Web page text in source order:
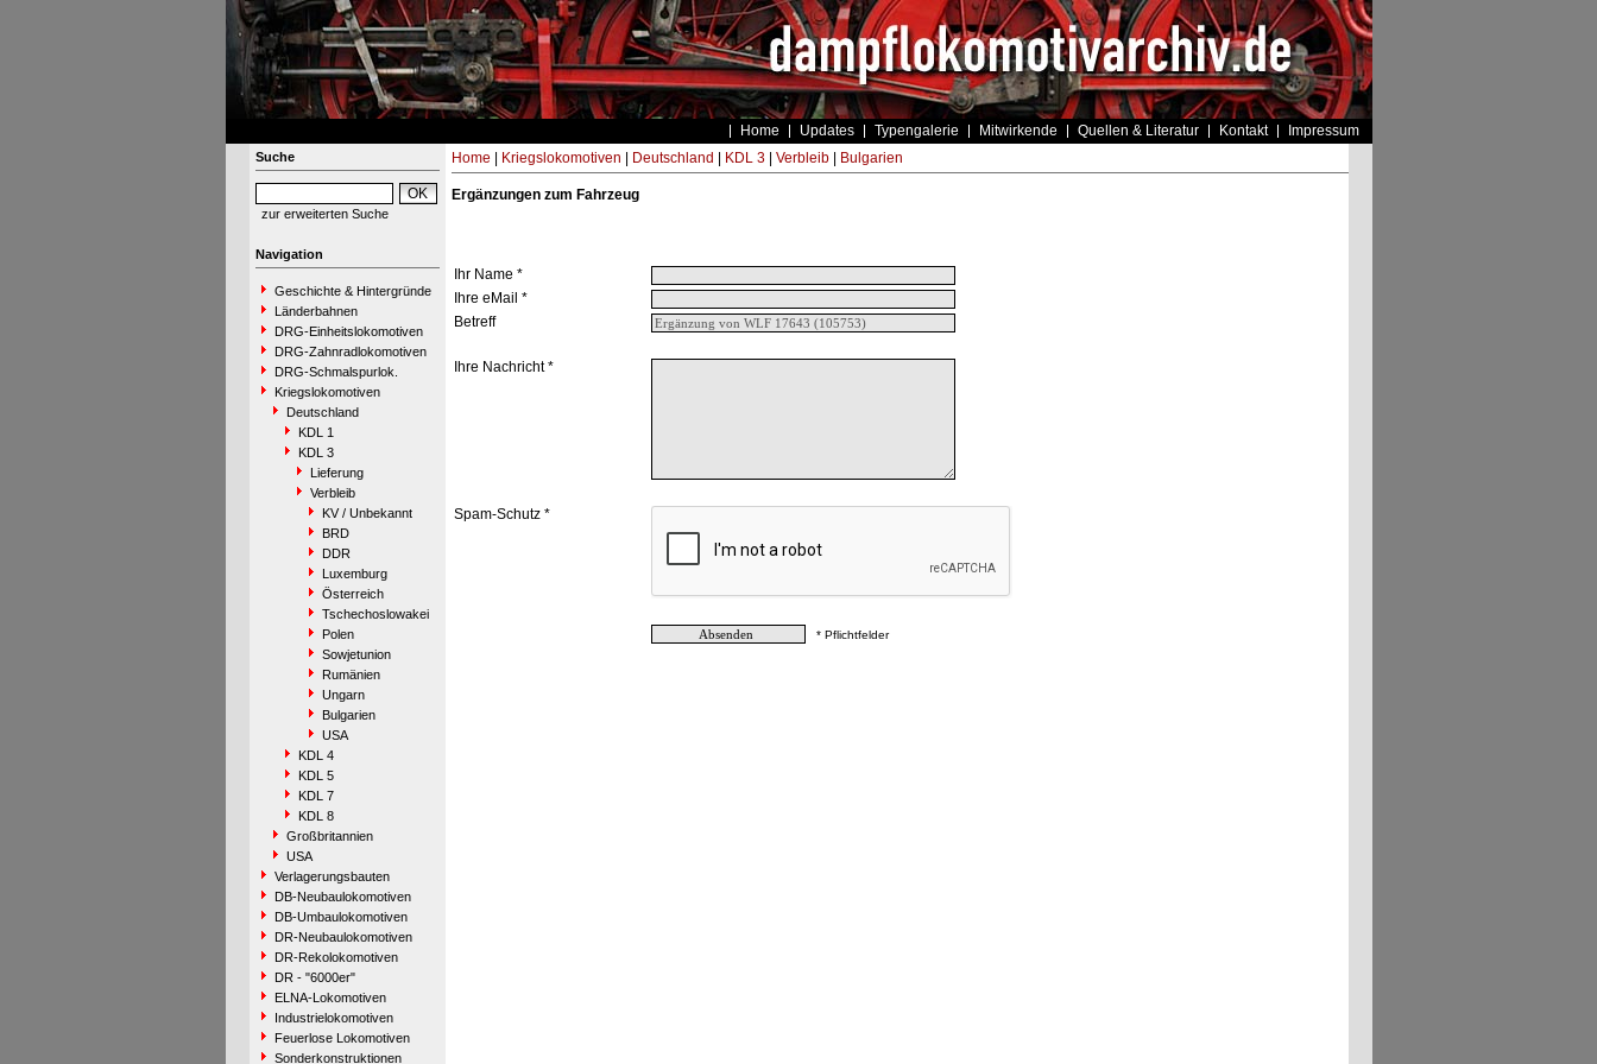
Home Updates Typengalerie Mitwirkende Quellen & Literatur Kontakt Impressum
Suche
zur erweiterten Suche
Navigation
Geschichte & Hintergründe
Länderbahnen
DRG-Einheitslokomotiven
DRG-Zahnradlokomotiven
DRG-Schmalspurlok.
Kriegslokomotiven
Deutschland
KDL 1
KDL 3
Lieferung
Verbleib
KV / Unbekannt
BRD
DDR
Luxemburg
Österreich
Tschechoslowakei
Polen
Sowjetunion
Rumänien
Ungarn
Bulgarien
USA
KDL 4
KDL 5
KDL 7
KDL 8
Großbritannien
USA
Verlagerungsbauten
DB-Neubaulokomotiven
DB-Umbaulokomotiven
DR-Neubaulokomotiven
DR-Rekolokomotiven
DR - "6000er"
ELNA-Lokomotiven
Industrielokomotiven
Feuerlose Lokomotiven
Sonderkonstruktionen
Home Kriegslokomotiven Deutschland KDL 3| Verbleib| Bulgarien
Ergänzungen zum Fahrzeug
Ihr Name *
Ihre eMail *
Betreff
Ihre Nachricht *
Spam-Schutz *
* Pflichtfelder